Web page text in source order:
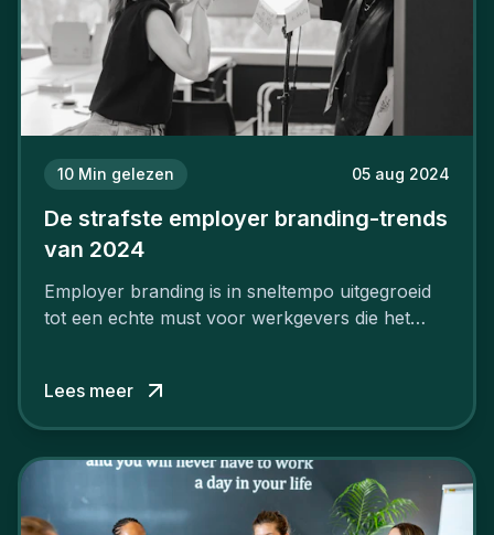
10 Min gelezen 05 aug 2024
De strafste employer branding-trends
van 2024
Employer branding is in sneltempo uitgegroeid
tot een echte must voor werkgevers die het
Lees meer